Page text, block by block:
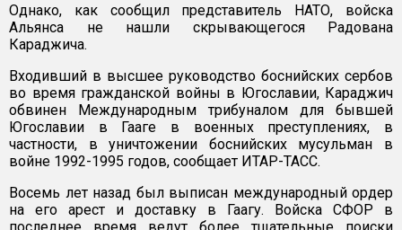
Однако, как сообщил представитель НАТО, войска
Альянса не нашли скрывающегося Радована
Караджича.
Входивший в высшее руководство боснийских сербов
во время гражданской войны в Югославии, Караджич
обвинен Международным трибуналом для бывшей
Югославии в Гааге в военных преступлениях, в
частности, в уничтожении боснийских мусульман в
войне 1992-1995 годов, сообщает ИТАР-ТАСС.
Восемь лет назад был выписан международный ордер
на его арест и доставку в Гаагу. Войска СФОР в
последнее время ведут более тщательные поиски